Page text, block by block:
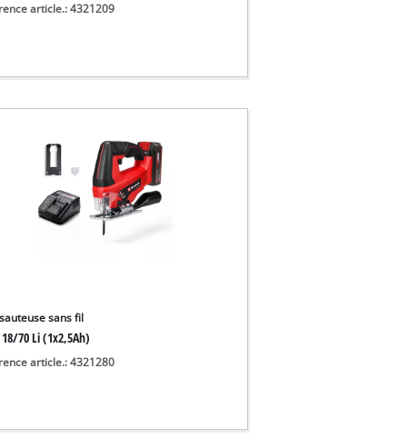
article.: 4321209
sans fil
18/70 Li (1x2,5Ah)
article.: 4321280